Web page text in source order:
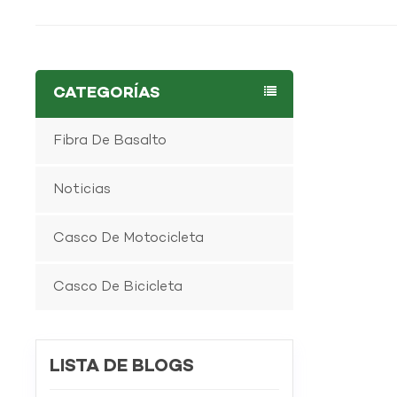
CATEGORÍAS
Fibra De Basalto
Noticias
Casco De Motocicleta
Casco De Bicicleta
LISTA DE BLOGS